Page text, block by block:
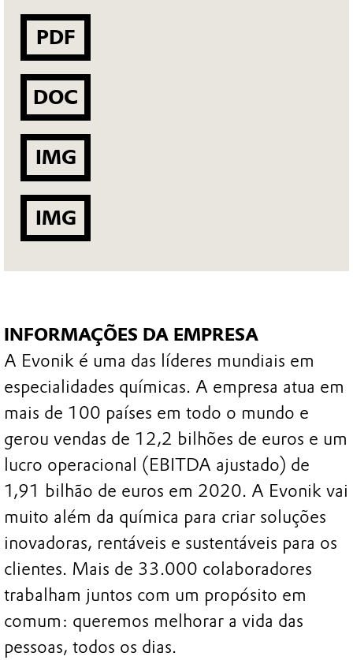
PDF
DOC
IMG
IMG
INFORMAÇÕES DA EMPRESA
A Evonik é uma das líderes mundiais em
especialidades químicas. A empresa atua em
mais de 100 países em todo o mundo e
gerou vendas de 12,2 bilhões de euros e um
lucro operacional (EBITDA ajustado) de
1,91 bilhão de euros em 2020. A Evonik vai
muito além da química para criar soluções
inovadoras, rentáveis e sustentáveis para os
clientes. Mais de 33.000 colaboradores
trabalham juntos com um propósito em
comum: queremos melhorar a vida das
pessoas, todos os dias.